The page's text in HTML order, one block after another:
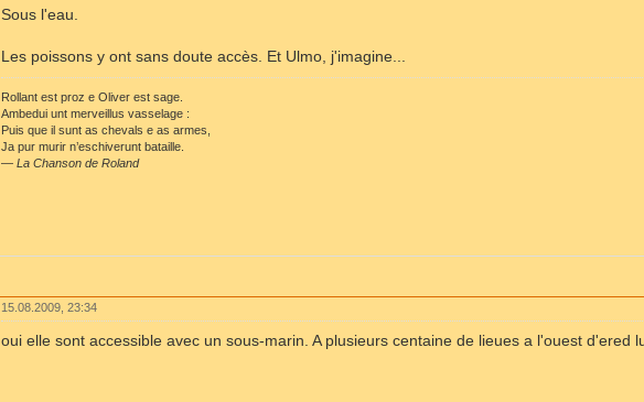
Sous l'eau.
Les poissons y ont sans doute accès. Et Ulmo, j'imagine...
Rollant est proz e Oliver est sage.
Ambedui unt merveillus vasselage :
Puis que il sunt as chevals e as armes,
Ja pur murir n’eschiverunt bataille.
—La Chanson de Roland
15.08.2009, 23:34
oui elle sont accessible avec un sous-marin. A plusieurs centaine de lieues a l'ouest d'ered